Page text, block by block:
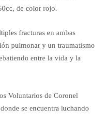
de color rojo.
fracturas en ambas
pulmonar y un traumatismo
entre la vida y la
Voluntarios de Coronel
se encuentra luchando